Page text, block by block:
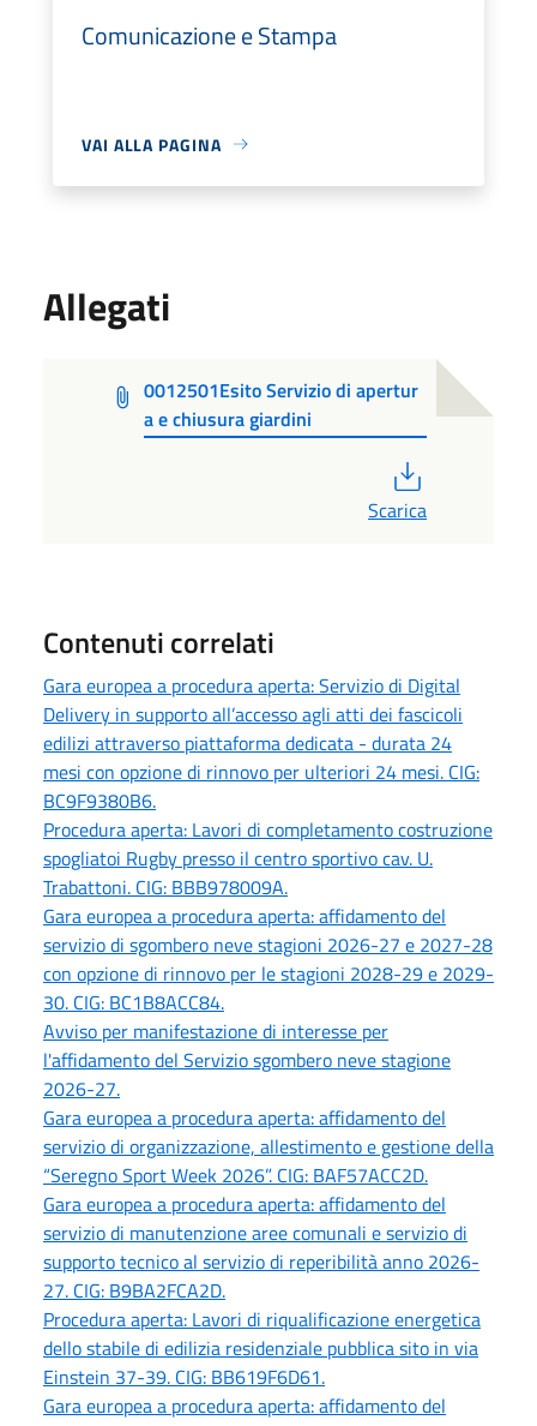
Comunicazione e Stampa
VAI ALLA PAGINA
Allegati
0012501Esito Servizio di apertur
a e chiusura giardini
Scarica
Contenuti correlati
Gara europea a procedura aperta: Servizio di Digital
Delivery in supporto all’accesso agli atti dei fascicoli
edilizi attraverso piattaforma dedicata - durata 24
mesi con opzione di rinnovo per ulteriori 24 mesi. CIG:
BC9F9380B6.
Procedura aperta: Lavori di completamento costruzione
spogliatoi Rugby presso il centro sportivo cav. U.
Trabattoni. CIG: BBB978009A.
Gara europea a procedura aperta: affidamento del
servizio di sgombero neve stagioni 2026-27 e 2027-28
con opzione di rinnovo per le stagioni 2028-29 e 2029-
30. CIG: BC1B8ACC84.
Avviso per manifestazione di interesse per
l'affidamento del Servizio sgombero neve stagione
2026-27.
Gara europea a procedura aperta: affidamento del
servizio di organizzazione, allestimento e gestione della
“Seregno Sport Week 2026”. CIG: BAF57ACC2D.
Gara europea a procedura aperta: affidamento del
servizio di manutenzione aree comunali e servizio di
supporto tecnico al servizio di reperibilità anno 2026-
27. CIG: B9BA2FCA2D.
Procedura aperta: Lavori di riqualificazione energetica
dello stabile di edilizia residenziale pubblica sito in via
Einstein 37-39. CIG: BB619F6D61.
Gara europea a procedura aperta: affidamento del